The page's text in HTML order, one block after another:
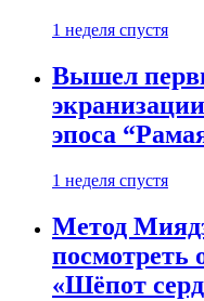
1 неделя спустя
Вышел
эпоса
1 неделя спустя
Метод
посмотреть
«Шёпот